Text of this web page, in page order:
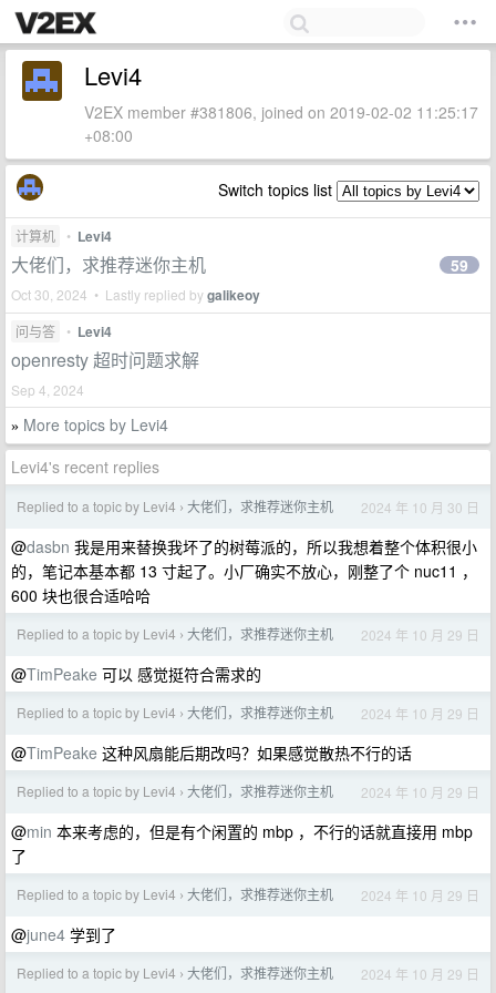
Levi4
V2EX member #381806, joined on 2019-02-02 11:25:17
+08:00
Switch topics list
计算机 • Levi4
大佬们，求推荐迷你主机
Oct 30, 2024 • Lastly replied bygalikeoy
59
问与答 • Levi4
openresty 超时问题求解
Sep 4, 2024
» More topics by Levi4
Levi4's recent replies
Replied to a topic by Levi4 › 大佬们，求推荐迷你主机 2024 年 10 月 30 日
@dasbn 我是用来替换我坏了的树莓派的，所以我想着整个体积很小
的，笔记本基本都 13 寸起了。小厂确实不放心，刚整了个 nuc11 ，
600 块也很合适哈哈
Replied to a topic by Levi4 › 大佬们，求推荐迷你主机 2024 年 10 月 29 日
@TimPeake 可以 感觉挺符合需求的
Replied to a topic by Levi4 › 大佬们，求推荐迷你主机 2024 年 10 月 29 日
@TimPeake 这种风扇能后期改吗？如果感觉散热不行的话
Replied to a topic by Levi4 › 大佬们，求推荐迷你主机 2024 年 10 月 29 日
@min 本来考虑的，但是有个闲置的 mbp ，不行的话就直接用 mbp
了
Replied to a topic by Levi4 › 大佬们，求推荐迷你主机 2024 年 10 月 29 日
@june4 学到了
Replied to a topic by Levi4 › 大佬们，求推荐迷你主机 2024 年 10 月 29 日